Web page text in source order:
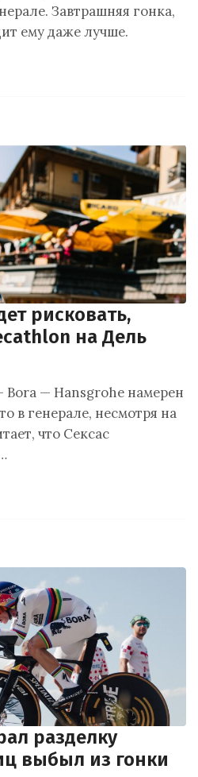
Завтрашняя гонка,
ему даже лучше.
рисковать,
на Дель
Bora — Hansgrohe намерен
в генерале, несмотря на
что Сексас
разделку
выбыл из гонки